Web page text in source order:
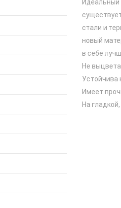
Идеальный
стали и
новый
в себе
Не
Устойчива
Имеет
На